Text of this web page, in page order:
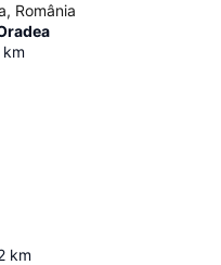
România
km
km